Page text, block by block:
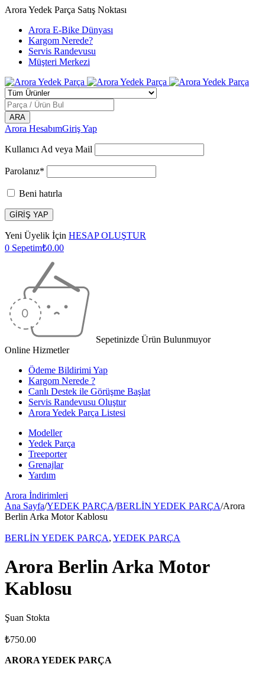
Arora Yedek Parça Satış Noktası
Arora E-Bike Dünyası
Kargom Nerede?
Servis Randevusu
Müşteri Merkezi
Arora HesabımGiriş Yap
Kullanıcı Ad veya Mail
Parolanız*
Beni hatırla
Yeni Üyelik İçin HESAP OLUŞTUR
0 Sepetim₺0.00
Sepetinizde Ürün Bulunmuyor
Online Hizmetler
Ödeme Bildirimi Yap
Kargom Nerede ?
Canlı Destek ile Görüşme Başlat
Servis Randevusu Oluştur
Arora Yedek Parça Listesi
Modeller
Yedek Parça
Treeporter
Grenajlar
Yardım
Arora İndirimleri
Ana Sayfa/YEDEK PARÇA/BERLİN YEDEK PARÇA/Arora
Berlin Arka Motor Kablosu
BERLİN YEDEK PARÇA, YEDEK PARÇA
Arora Berlin Arka Motor
Kablosu
Şuan Stokta
₺750.00
ARORA YEDEK PARÇA